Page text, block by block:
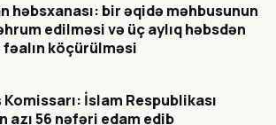
həbsxanası: bir əqidə məhbusunun
edilməsi və üç aylıq həbsdən
köçürülməsi
Komissarı: İslam Respublikası
azı 56 nəfəri edam edib